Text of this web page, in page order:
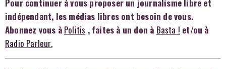
Pour continuer à vous proposer un journalisme libre et
indépendant, les médias libres ont besoin de vous.
Abonnez vous à Politis , faites à un don à Basta ! et/ou à
Radio Parleur.